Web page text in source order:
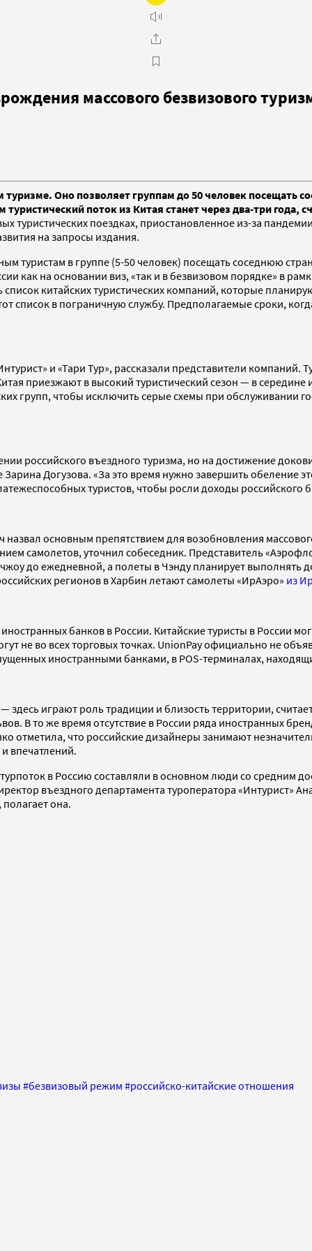
массового безвизового
Оно позволяет группам до 50 человек посещать
поток из Китая станет через два-три года,
туристических поездках, приостановленное из-за
на запросы издания.
туристам в группе (5-50 человек) посещать соседнюю
как на основании виз, «так и в безвизовом порядке» в
китайских туристических компаний, которые
список в пограничную службу. Предполагаемые сроки,
и «Тари Тур», рассказали представители
приезжают в высокий туристический сезон — в
групп, чтобы исключить серые схемы при обслуживании
российского въездного туризма, но на достижение
Зарина Догузова. «За это время нужно завершить обеление
туристов, чтобы росли доходы российского
основным препятствием для возобновления
самолетов, уточнил собеседник. Представитель
до ежедневной, а полеты в Чэнду планирует выполнять
регионов в Харбин летают самолеты «ИрАэро» из
банков в России. Китайские туристы в России
не во всех торговых точках. UnionPay официально не
иностранными банками, в POS-терминалах,
играют роль традиции и близость территории,
В то же время отсутствие в России ряда иностранных
отметила, что российские дизайнеры занимают
впечатлений.
в Россию составляли в основном люди со средним
въездного департамента туроператора «Интурист»
она.
#безвизовый режим #российско-китайские отношения